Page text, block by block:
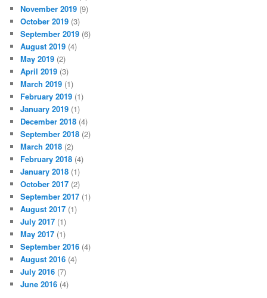
November 2019 (9)
October 2019 (3)
September 2019 (6)
August 2019 (4)
May 2019 (2)
April 2019 (3)
March 2019 (1)
February 2019 (1)
January 2019 (1)
December 2018 (4)
September 2018 (2)
March 2018 (2)
February 2018 (4)
January 2018 (1)
October 2017 (2)
September 2017 (1)
August 2017 (1)
July 2017 (1)
May 2017 (1)
September 2016 (4)
August 2016 (4)
July 2016 (7)
June 2016 (4)